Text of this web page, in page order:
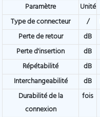
Paramètre
Unité
Type de connecteur
/
Perte de retour
dB
Perte d'insertion
dB
Répétabilité
dB
Interchangeabilité
dB
Durabilité de la
connexion
fois